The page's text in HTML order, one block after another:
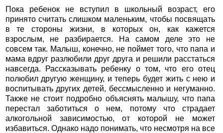
Пока ребенок не вступил в школьный возраст, его
принято считать слишком маленьким, чтобы посвящать
в те стороны жизни, в которых он, как кажется
взрослым, не разбирается. На самом деле это не
совсем так. Малыш, конечно, не поймет того, что папа и
мама вдруг разлюбили друг друга и решили расстаться
навсегда. Рассказывать ребенку о том, что его отец
полюбил другую женщину, и теперь будет жить с нею и
воспитывать других детей, бессмысленно и негуманно.
Также не стоит подробно объяснять малышу, что папа
перестал заботиться о нем, потому что страдает
алкогольной зависимостью, от которой не может
избавиться. Однако надо понимать, что несмотря на все